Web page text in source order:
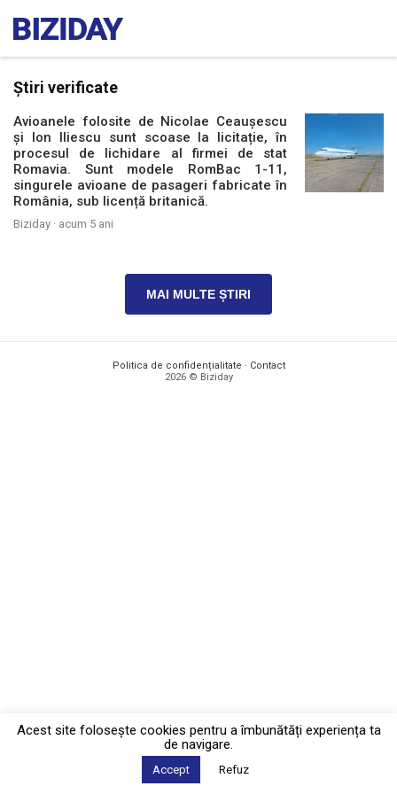
Știri verificate
Avioanele folosite de Nicolae Ceaușescu
și Ion Iliescu sunt scoase la licitație, în
procesul de lichidare al firmei de stat
Romavia. Sunt modele RomBac 1-11,
singurele avioane de pasageri fabricate în
România, sub licență britanică.
Biziday · acum 5 ani
MAI MULTE ȘTIRI
Politica de confidențialitate · Contact
2026 © Biziday
Acest site foloseşte cookies pentru a îmbunătăți experiența ta
de navigare.
Accept Refuz